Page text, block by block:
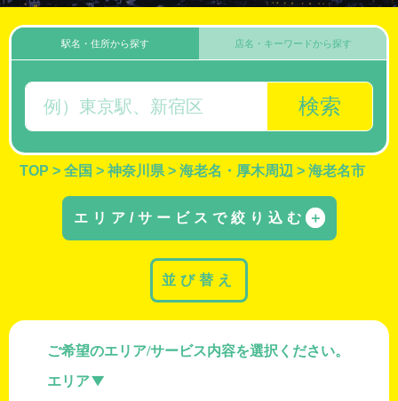
駅名・住所から探す
検索
店名・キーワードから探す
TOP > 全国 > 神奈川県 > 海老名・厚木周辺 > 海老名市
エリア/サービスで絞り込む ＋
ご希望のエリア/サービス内容を選択ください。
エリア
並び替え